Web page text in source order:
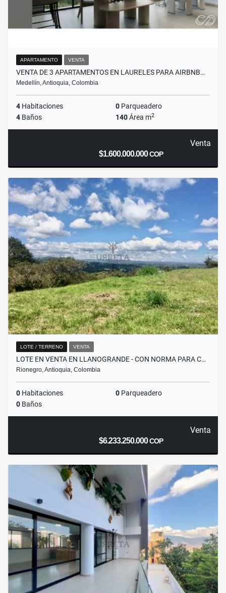
APARTAMENTO VENTA
VENTA DE 3 APARTAMENTOS EN LAURELES PARA AIRBNB…
Medellín, Antioquia, Colombia
4 Habitaciones 0 Parqueadero
4 Baños 140Área m2
Venta
$1.600.000.000COP
LOTE / TERRENO VENTA
LOTE EN VENTA EN LLANOGRANDE - CON NORMA PARA C…
Rionegro, Antioquia, Colombia
0 Habitaciones 0 Parqueadero
0 Baños
Venta
$6.233.250.000COP